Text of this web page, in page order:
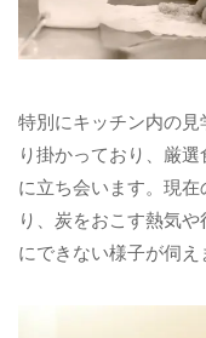
特別にキッチン内の見
り掛かっており、厳
に立ち会います。現
り、炭をおこす熱気
にできない様子が伺え